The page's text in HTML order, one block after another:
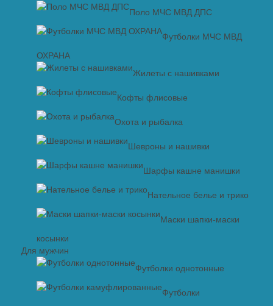
Поло МЧС МВД ДПС
Футболки МЧС МВД
ОХРАНА
Жилеты с нашивками
Кофты флисовые
Охота и рыбалка
Шевроны и нашивки
Шарфы кашне манишки
Нательное белье и трико
Маски шапки-маски
косынки
Для мужчин
Футболки однотонные
Футболки